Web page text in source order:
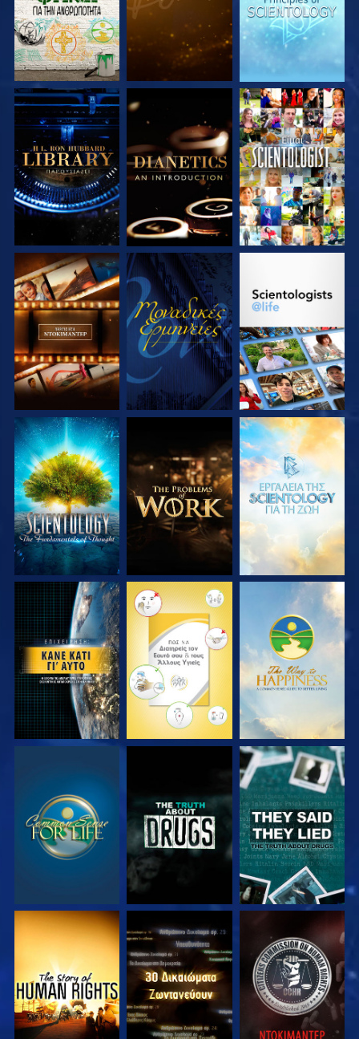
ΕΞΕΡΕΥΝΗΣΤΕ ΤΗ
ΣΕΙΡΑ
ΕΞΕΡΕΥΝΗΣΤΕ ΤΗ
ΣΕΙΡΑ
ΠΑΡΑΚΟΛΟΥΘΗΣΤΕ
ΕΞΕΡΕΥΝΗΣΤΕ ΤΗ
ΣΕΙΡΑ
ΠΑΡΑΚΟΛΟΥΘΗΣΤΕ
ΕΞΕΡΕΥΝΗΣΤΕ ΤΗ
ΕΞΕΡΕΥΝΗΣΤΕ ΤΗ
ΣΕΙΡΑ
ΕΞΕΡΕΥΝΗΣΤΕ ΤΗ
ΣΕΙΡΑ
ΕΞΕΡΕΥΝΗΣΤΕ ΤΗ
ΣΕΙΡΑ
ΠΑΡΑΚΟΛΟΥΘΗΣΤΕ ΠΑΡΑΚΟΛΟΥΘΗΣΤΕ ΠΑΡΑΚΟΛΟΥΘΗΣΤΕ
ΠΑΡΑΚΟΛΟΥΘΗΣΤΕ ΠΑΡΑΚΟΛΟΥΘΗΣΤΕ ΠΑΡΑΚΟΛΟΥΘΗΣΤΕ
ΠΑΡΑΚΟΛΟΥΘΗΣΤΕ ΠΑΡΑΚΟΛΟΥΘΗΣΤΕ ΠΑΡΑΚΟΛΟΥΘΗΣΤΕ